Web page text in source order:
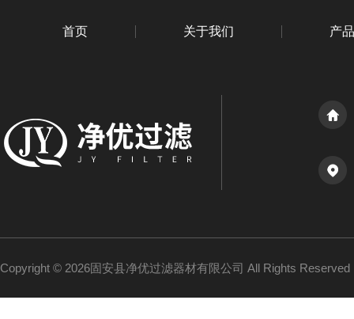
首页 关于我们 产
Copyright © 2026固安县净优过滤器材有限公司 All Rights